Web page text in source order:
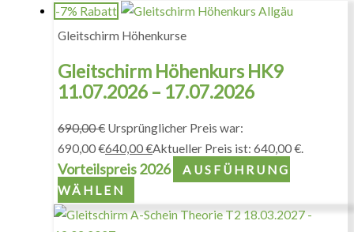
-7% Rabatt
Gleitschirm Höhenkurse
Gleitschirm Höhenkurs HK9
11.07.2026 – 17.07.2026
690,00€ Ursprünglicher Preis war:
690,00 €640,00€Aktueller Preis ist: 640,00 €.
Vorteilspreis 2026
AUSFÜHRUNG
WÄHLEN